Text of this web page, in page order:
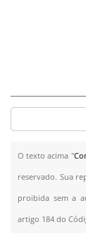
O texto acima "
reservado. Sua
proibida sem a
artigo 184 do